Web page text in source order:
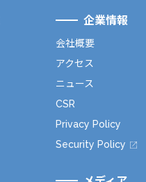
企業情報
会社概要
アクセス
ニュース
CSR
Privacy Policy
Security Policy